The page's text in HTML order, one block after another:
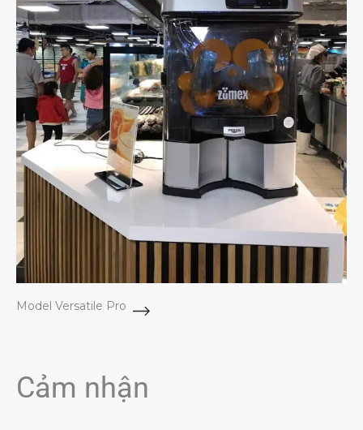
Model Versatile Pro
Cảm nhận